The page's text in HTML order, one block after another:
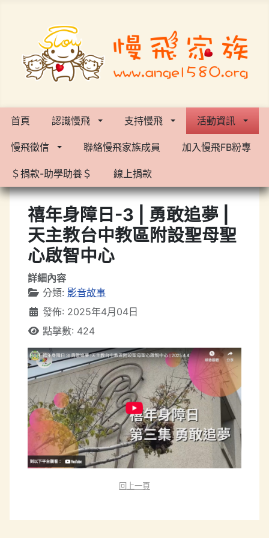
首頁 認識慢飛 支持慢飛 活動資訊
慢飛徵信 聯絡慢飛家族成員 加入慢飛FB粉專
＄捐款-助學助養＄ 線上捐款
禧年身障日-3 | 勇敢追夢 |
天主教台中教區附設聖母聖
心啟智中心
詳細內容
分類: 影音故事
發佈: 2025年4月04日
點擊數: 424
回上一頁